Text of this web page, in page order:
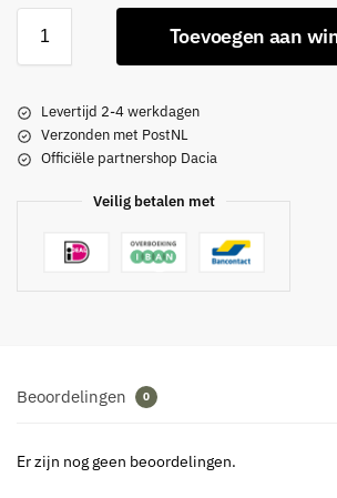
Toevoegen aan
Levertijd 2-4 werkdagen
Verzonden met PostNL
Officiële partnershop Dacia
Veilig betalen met
Beoordelingen 0
Er zijn nog geen beoordelingen.